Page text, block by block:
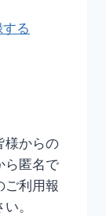
様からの
ら匿名で
ご利用報
。